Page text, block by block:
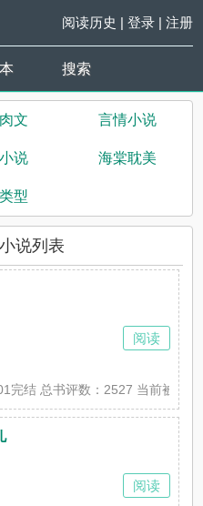
阅读历史 | 登录| 注册
搜索
文 言情小说
说 海棠耽美
型
说列表
完结 总书评数：2527 当前被收
阅读
阅读